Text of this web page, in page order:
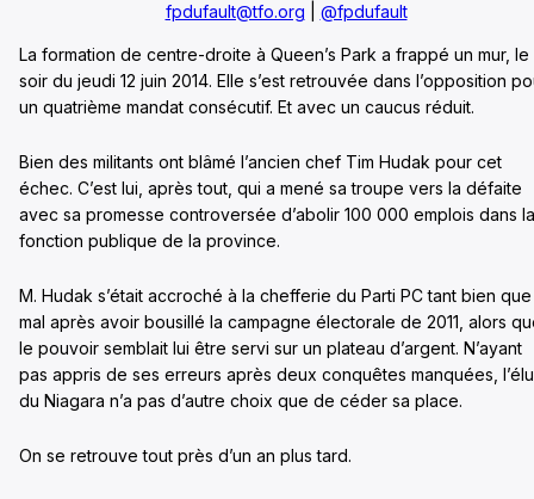
fpdufault@tfo.org
@fpdufault
La formation de centre-droite à Queen’s Park a frappé un mur, le
soir du jeudi 12 juin 2014. Elle s’est retrouvée dans l’opposition
un quatrième mandat consécutif. Et avec un caucus réduit.
Bien des militants ont blâmé l’ancien chef Tim Hudak pour cet
échec. C’est lui, après tout, qui a mené sa troupe vers la défaite
avec sa promesse controversée d’abolir 100 000 emplois dans la
fonction publique de la province.
M. Hudak s’était accroché à la chefferie du Parti PC tant bien que
mal après avoir bousillé la campagne électorale de 2011, alors
le pouvoir semblait lui être servi sur un plateau d’argent. N’ayant
pas appris de ses erreurs après deux conquêtes manquées, l’élu
du Niagara n’a pas d’autre choix que de céder sa place.
On se retrouve tout près d’un an plus tard.